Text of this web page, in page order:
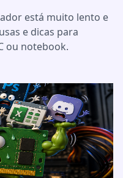
está muito lento e
e dicas para
ou notebook.